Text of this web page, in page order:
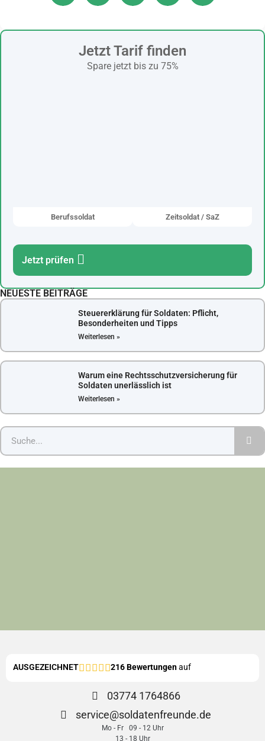
Jetzt Tarif finden
Spare jetzt bis zu 75%
Berufssoldat Zeitsoldat / SaZ
Jetzt prüfen
NEUESTE BEITRÄGE
Steuererklärung für Soldaten: Pflicht,
Besonderheiten und Tipps
Weiterlesen »
Warum eine Rechtsschutzversicherung für
Soldaten unerlässlich ist
Weiterlesen »
AUSGEZEICHNET 216 Bewertungenauf
03774 1764866
service@soldatenfreunde.de
Mo - Fr 09 - 12 Uhr
13 - 18 Uhr